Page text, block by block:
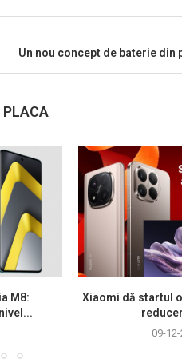
Un nou concept de baterie din
PLACA
M8:
Xiaomi dă startul
09-